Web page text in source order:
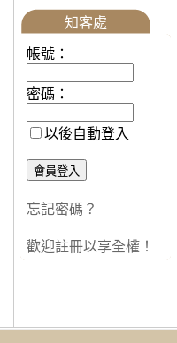
知客處
帳號：
密碼：
以後自動登入
忘記密碼？
歡迎註冊以享全權！